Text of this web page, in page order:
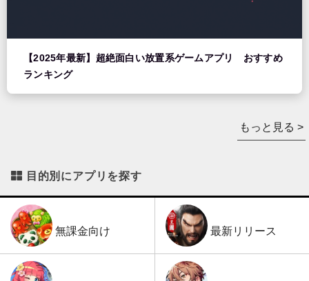
【2025年最新】超絶面白い放置系ゲームアプリ おすすめ
ランキング
もっと見る >
目的別にアプリを探す
無課金向け 最新リリース